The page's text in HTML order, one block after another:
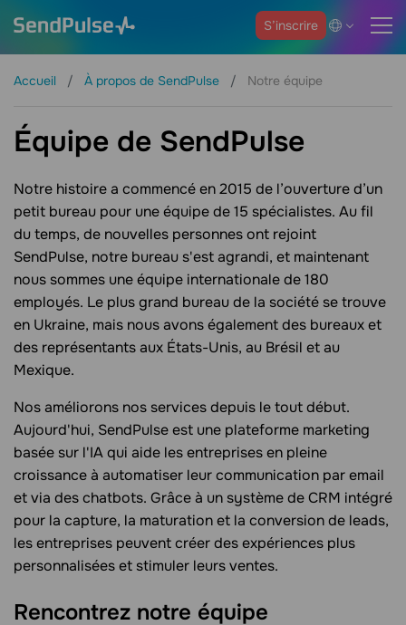
S’inscrire
Accueil À propos de SendPulse Notre équipe
Équipe de SendPulse
Notre histoire a commencé en 2015 de l’ouverture d’un
petit bureau pour une équipe de 15 spécialistes. Au fil
du temps, de nouvelles personnes ont rejoint
SendPulse, notre bureau s'est agrandi, et maintenant
nous sommes une équipe internationale de 180
employés. Le plus grand bureau de la société se trouve
en Ukraine, mais nous avons également des bureaux et
des représentants aux États-Unis, au Brésil et au
Mexique.
Nos améliorons nos services depuis le tout début.
Aujourd'hui, SendPulse est une plateforme marketing
basée sur l'IA qui aide les entreprises en pleine
croissance à automatiser leur communication par email
et via des chatbots. Grâce à un système de CRM intégré
pour la capture, la maturation et la conversion de leads,
les entreprises peuvent créer des expériences plus
personnalisées et stimuler leurs ventes.
Rencontrez notre équipe